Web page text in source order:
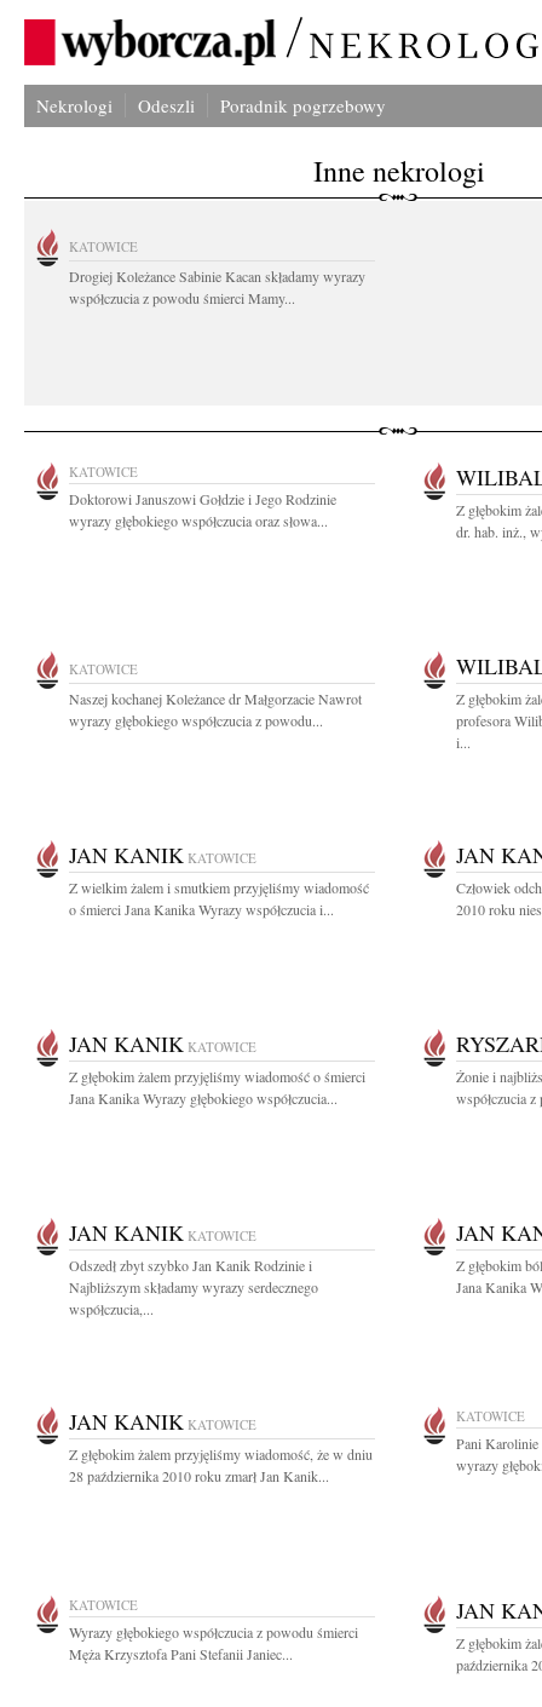
Nekrologi Odeszli Poradnik pogrzebowy
Inne nekrologi
KATOWICE
Drogiej Koleżance Sabinie Kacan składamy wyrazy
współczucia z powodu śmierci Mamy...
KATOWICE
Doktorowi Januszowi Gołdzie i Jego Rodzinie
wyrazy głębokiego współczucia oraz słowa...
Z głębokim
dr. hab. inż.,
KATOWICE
Naszej kochanej Koleżance dr Małgorzacie Nawrot
wyrazy głębokiego współczucia z powodu...
Z głębokim
profesora
i...
JAN KANIK KATOWICE
Z wielkim żalem i smutkiem przyjęliśmy wiadomość
o śmierci Jana Kanika Wyrazy współczucia i...
JAN
Człowiek
2010 roku
JAN KANIK KATOWICE
Z głębokim żalem przyjęliśmy wiadomość o śmierci
Jana Kanika Wyrazy głębokiego współczucia...
Żonie i
współczucia
JAN KANIK KATOWICE
Odszedł zbyt szybko Jan Kanik Rodzinie i
Najbliższym składamy wyrazy serdecznego
współczucia,...
JAN
Z głębokim
Jana Kanika
JAN KANIK KATOWICE
Z głębokim żalem przyjęliśmy wiadomość, że w dniu
28 października 2010 roku zmarł Jan Kanik...
KATOWICE
Pani
wyrazy
KATOWICE
Wyrazy głębokiego współczucia z powodu śmierci
Męża Krzysztofa Pani Stefanii Janiec...
JAN
Z głębokim
października